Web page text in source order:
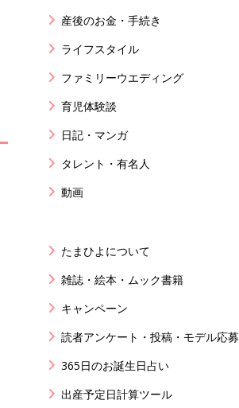
産後のお金・手続き
ライフスタイル
ファミリーウエディング
育児体験談
日記・マンガ
タレント・有名人
動画
たまひよについて
雑誌・絵本・ムック書籍
キャンペーン
読者アンケート・投稿・モデル応募
365日のお誕生日占い
出産予定日計算ツール